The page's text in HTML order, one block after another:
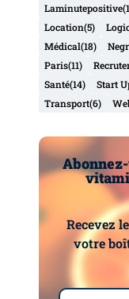
Laminutepositive
Location(5)
Médical(18)
Paris(11)
Santé(14) Start
Transport(6)
Recevez
votre